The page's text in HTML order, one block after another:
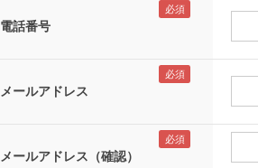
電話番号
メールアドレス
メールアドレス（確認）